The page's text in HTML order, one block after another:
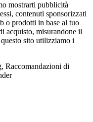
mostrarti pubblicità
contenuti sponsorizzati
o prodotti in base al tuo
acquisto, misurandone il
sito utilizziamo i
Raccomandazioni di